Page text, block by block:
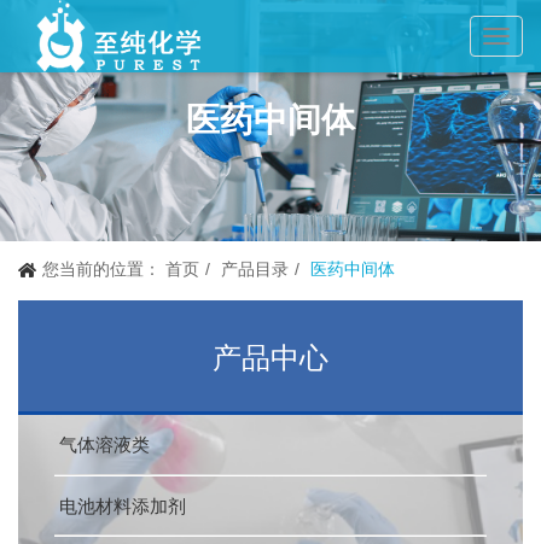
医药中间体
您当前的位置： 首页 产品目录 医药中间体
产品中心
气体溶液类
电池材料添加剂